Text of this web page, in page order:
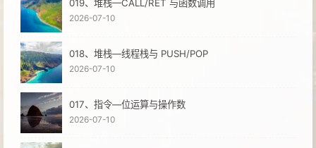
019、堆栈—CALL/RET 与函数调用
2026-07-10
018、堆栈—线程栈与 PUSH/POP
2026-07-10
017、指令—位运算与操作数
2026-07-10